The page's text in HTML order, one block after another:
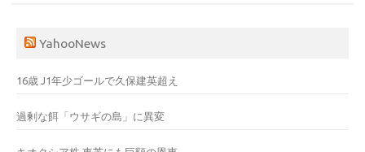
YahooNews
16歳 J1年少ゴールで久保建英超え
過剰な餌「ウサギの島」に異変